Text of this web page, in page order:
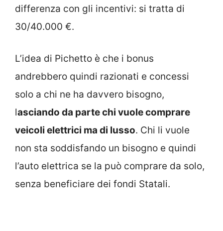
differenza con gli incentivi: si tratta di
30/40.000 €.
L’idea di Pichetto è che i bonus
andrebbero quindi razionati e concessi
solo a chi ne ha davvero bisogno,
lasciando da parte chi vuole comprare
veicoli elettrici ma di lusso. Chi li vuole
non sta soddisfando un bisogno e quindi
l’auto elettrica se la può comprare da solo,
senza beneficiare dei fondi Statali.